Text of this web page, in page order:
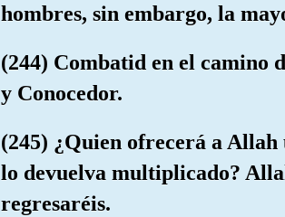
hombres, sin embargo, la
(244) Combatid en el camino
y Conocedor.
(245) ¿Quien ofrecerá a Allah
lo devuelva multiplicado?
regresaréis.